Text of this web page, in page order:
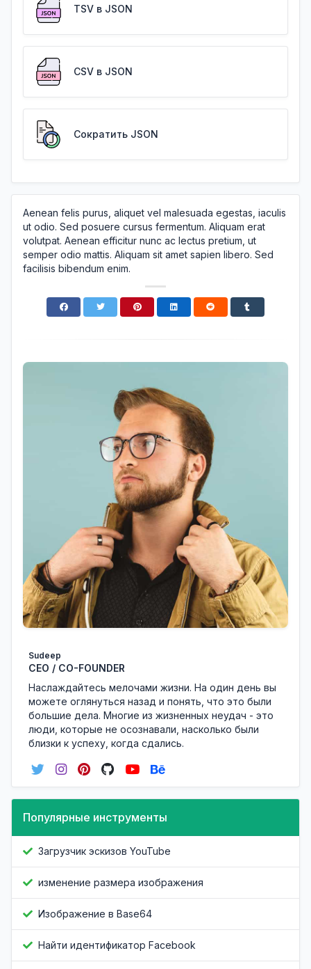
TSV в JSON
CSV в JSON
Сократить JSON
Aenean felis purus, aliquet vel malesuada egestas, iaculis
ut odio. Sed posuere cursus fermentum. Aliquam erat
volutpat. Aenean efficitur nunc ac lectus pretium, ut
semper odio mattis. Aliquam sit amet sapien libero. Sed
facilisis bibendum enim.
Sudeep
CEO / CO-FOUNDER
Наслаждайтесь мелочами жизни. На один день вы
можете оглянуться назад и понять, что это были
большие дела. Многие из жизненных неудач - это
люди, которые не осознавали, насколько были
близки к успеху, когда сдались.
Популярные инструменты
Загрузчик эскизов YouTube
изменение размера изображения
Изображение в Base64
Найти идентификатор Facebook